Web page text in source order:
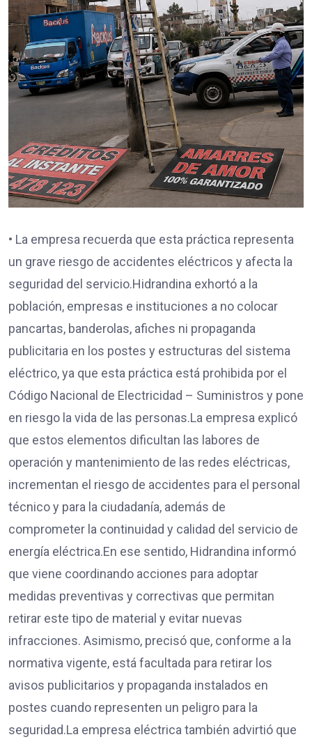
• La empresa recuerda que esta práctica representa
un grave riesgo de accidentes eléctricos y afecta la
seguridad del servicio.Hidrandina exhortó a la
población, empresas e instituciones a no colocar
pancartas, banderolas, afiches ni propaganda
publicitaria en los postes y estructuras del sistema
eléctrico, ya que esta práctica está prohibida por el
Código Nacional de Electricidad – Suministros y pone
en riesgo la vida de las personas.La empresa explicó
que estos elementos dificultan las labores de
operación y mantenimiento de las redes eléctricas,
incrementan el riesgo de accidentes para el personal
técnico y para la ciudadanía, además de
comprometer la continuidad y calidad del servicio de
energía eléctrica.En ese sentido, Hidrandina informó
que viene coordinando acciones para adoptar
medidas preventivas y correctivas que permitan
retirar este tipo de material y evitar nuevas
infracciones. Asimismo, precisó que, conforme a la
normativa vigente, está facultada para retirar los
avisos publicitarios y propaganda instalados en
postes cuando representen un peligro para la
seguridad.La empresa eléctrica también advirtió que